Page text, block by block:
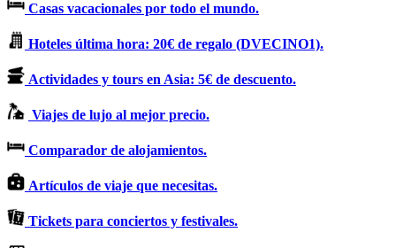
Casas vacacionales por todo el mundo.
Hoteles última hora: 20€ de regalo (DVECINO1).
Actividades y tours en Asia: 5€ de descuento.
Viajes de lujo al mejor precio.
Comparador de alojamientos.
Artículos de viaje que necesitas.
Tickets para conciertos y festivales.